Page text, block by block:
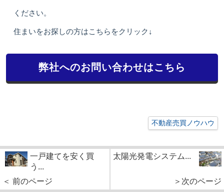
ください。
住まいをお探しの方はこちらをクリック↓
弊社へのお問い合わせはこちら
不動産売買ノウハウ
一戸建てを安く買
う...
＜ 前のページ
太陽光発電システム...
＞次のページ